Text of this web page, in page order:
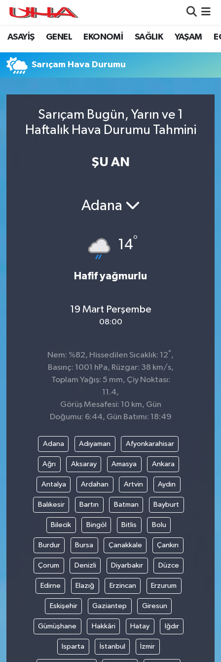
ASAYİŞ GENEL EKONOMİ SAĞLIK YAŞAM
Sarıçam Hava Durumu
Sarıçam Bugün, Yarın ve 1
Haftalık Hava Durumu Tahmini
ŞU AN
Adana
14°
Hafif yağmurlu
19 Mart Perşembe
08:00
Nem: %82, Hissedilen Sıcaklık: 12° ,
Basınç: 1001 hPa, Rüzgar: 38 km/s,
Toplam Yağış: 5 mm, Çiy Noktası:
11.4,
Görüş Mesafesi: 10 km, Gün
Doğumu: 6:44, Gün Batımı: 18:49
Adana Adıyaman Afyonkarahisar
Ağrı Aksaray Amasya Ankara
Antalya Ardahan Artvin Aydın
Balıkesir Bartın Batman Bayburt
Bilecik Bingöl Bitlis Bolu
Burdur Bursa Çanakkale Çankırı
Çorum Denizli Diyarbakır Düzce
Edirne Elazığ Erzincan Erzurum
Eskişehir Gaziantep Giresun
Gümüşhane Hakkâri Hatay Iğdır
Isparta İstanbul İzmir
ASAYİŞ
GÜNDEM
YAŞAM
BİLİM VE TEKNOLOJİ
KÜLTÜR-SANAT
ÖZEL HABER
POLİTİKA
SİYASET
SPOR
TEKNOLOJİ
VEFATLAR
Yerel
Nöbetçi Eczaneler
Hava Durumu
Trafik Durumu